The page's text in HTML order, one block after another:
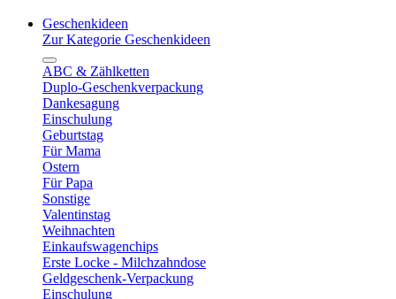
Geschenkideen
Zur Kategorie Geschenkideen
ABC & Zählketten
Duplo-Geschenkverpackung
Dankesagung
Einschulung
Geburtstag
Für Mama
Ostern
Für Papa
Sonstige
Valentinstag
Weihnachten
Einkaufswagenchips
Erste Locke - Milchzahndose
Geldgeschenk-Verpackung
Einschulung